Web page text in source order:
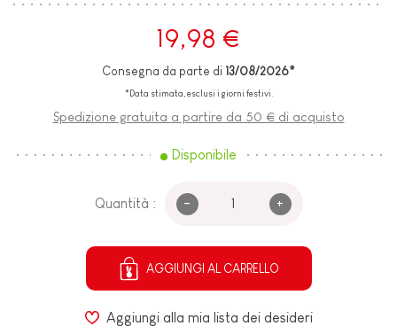
19,98 €
Consegna da parte di 13/08/2026*
*Data stimata, esclusi i giorni festivi.
Spedizione gratuita a partire da 50 € di acquisto
Disponibile
Quantità : - +
AGGIUNGI AL CARRELLO
Aggiungi alla mia lista dei desideri